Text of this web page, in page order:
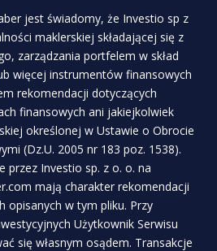
jest świadomy, że Investio sp z
maklerskiej składającej się z
zarządzania portfelem w skład
więcej instrumentów finansowych
rekomendacji dotyczących
finansowych ani jakiejkolwiek
określonej w Ustawie o Obrocie
(Dz.U. 2005 nr 183 poz. 1538).
przez Investio sp. z o. o. na
mają charakter rekomendacji
opisanych w tym pliku. Przy
Użytkownik Serwisu
się własnym osądem. Transakcje